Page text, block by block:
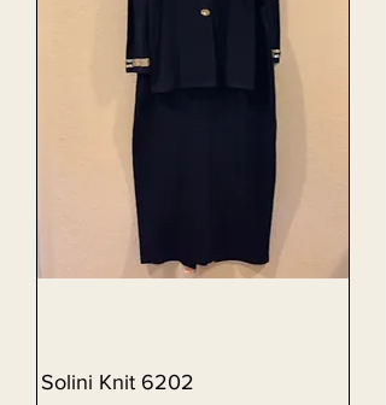
Solini Knit 6202